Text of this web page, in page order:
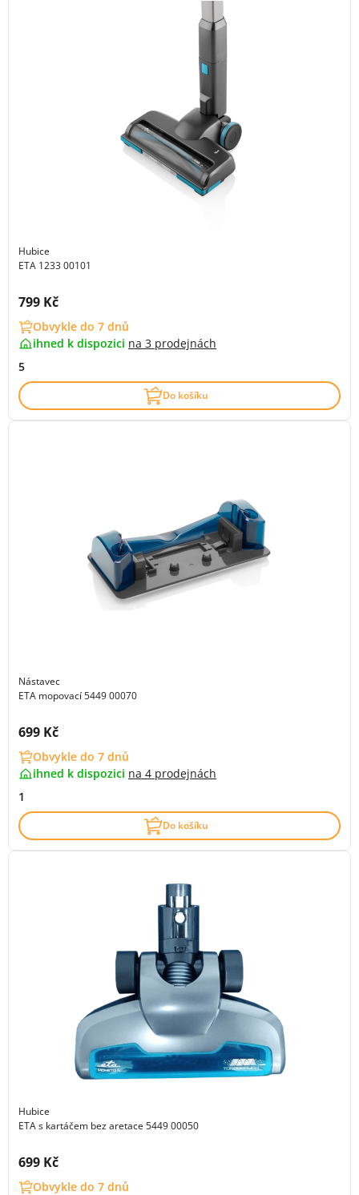
Hubice
ETA 1233 00101
Cena s DPH:
799 Kč
Obvykle do 7 dnů
ihned k dispozici na 3 prodejnách
5
Do košíku
Nástavec
ETA mopovací 5449 00070
Cena s DPH:
699 Kč
Obvykle do 7 dnů
ihned k dispozici na 4 prodejnách
1
Do košíku
Hubice
ETA s kartáčem bez aretace 5449 00050
Cena s DPH:
699 Kč
Obvykle do 7 dnů